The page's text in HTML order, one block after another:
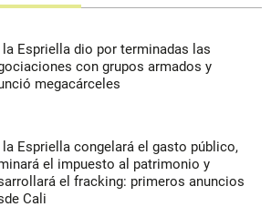
la Espriella dio por terminadas las
con grupos armados y
megacárceles
la Espriella congelará el gasto público,
el impuesto al patrimonio y
el fracking: primeros anuncios
Cali